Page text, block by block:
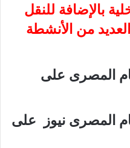
بالإضافة للنقل
من الأنشطة
المصرى على
المصرى نيوز على